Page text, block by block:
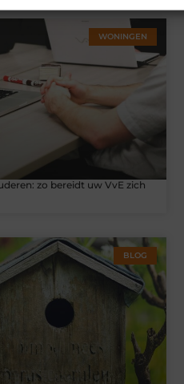
WONINGEN
zo bereidt uw VvE zich
BLOG